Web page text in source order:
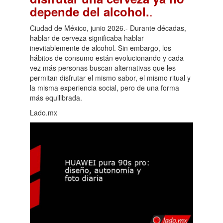
depende del alcohol..
Ciudad de México, junio 2026.- Durante décadas,
hablar de cerveza significaba hablar
inevitablemente de alcohol. Sin embargo, los
hábitos de consumo están evolucionando y cada
vez más personas buscan alternativas que les
permitan disfrutar el mismo sabor, el mismo ritual y
la misma experiencia social, pero de una forma
más equilibrada.
Lado.mx